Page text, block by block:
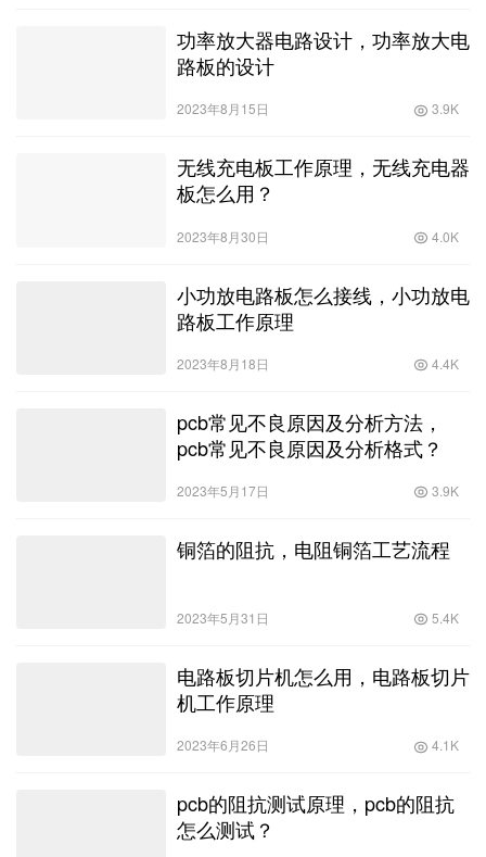
功率放大器电路设计，功率放大电
路板的设计
2023年8月15日 3.9K
无线充电板工作原理，无线充电器
板怎么用？
2023年8月30日 4.0K
小功放电路板怎么接线，小功放电
路板工作原理
2023年8月18日 4.4K
pcb常见不良原因及分析方法，
pcb常见不良原因及分析格式？
2023年5月17日 3.9K
铜箔的阻抗，电阻铜箔工艺流程
2023年5月31日 5.4K
电路板切片机怎么用，电路板切片
机工作原理
2023年6月26日 4.1K
pcb的阻抗测试原理，pcb的阻抗
怎么测试？